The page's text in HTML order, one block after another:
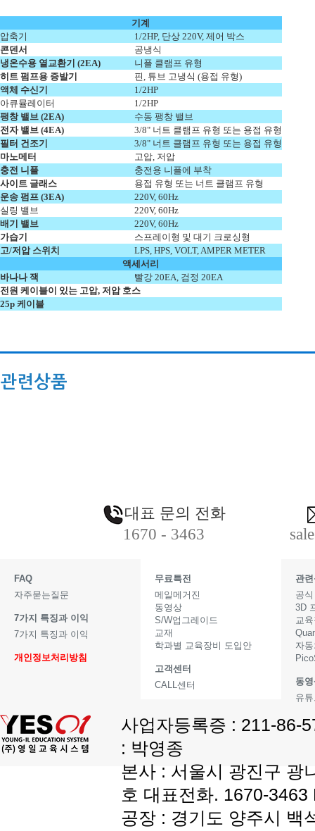
기계
압축기
1/2HP, 단상 220V, 제어 박스
콘덴서
공냉식
냉온수용 열교환기 (2EA) 니플 클램프 유형
히트 펌프용 증발기
핀, 튜브 고냉식 (용접 유형)
액체 수신기
1/2HP
아큐뮬레이터
1/2HP
팽창 밸브 (2EA)
수동 팽창 밸브
전자 밸브 (4EA)
3/8" 너트 클램프 유형 또는 용접 유형
필터 건조기
3/8" 너트 클램프 유형 또는 용접 유형
마노메터
고압, 저압
충전 니플
충전용 니플에 부착
사이트 글래스
용접 유형 또는 너트 클램프 유형
운송 펌프 (3EA)
220V, 60Hz
실링 밸브
220V, 60Hz
배기 밸브
220V, 60Hz
가습기
스프레이형 및 대기 크로싱형
고/저압 스위치
LPS, HPS, VOLT, AMPER METER
액세서리
바나나 잭
빨강 20EA, 검정 20EA
전원 케이블이 있는 고압, 저압 호스
25p 케이블
관련상품
대표 문의 전화
1670 - 3463
FAQ
자주묻는질문
7가지 특징과 이익
7가지 특징과 이익
개인정보처리방침
무료특전
메일메거진
동영상
S/W업그레이드
교재
학과별 교육장비 도입안
고객센터
CALL센터
관
공
3D
교
자
동
유
사업자등록증 : 211-86-
: 박영종
본사 : 서울시 광진구 광
호 대표전화. 1670-
공장 : 경기도 양주시 백